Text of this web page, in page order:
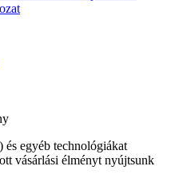
és egyéb technológiákat
vásárlási élményt nyújtsunk